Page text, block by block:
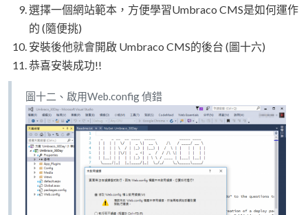
選擇一個網站範本，方便學習Umbraco CMS是如何運作
的 (隨便挑)
安裝後他就會開啟 Umbraco CMS的後台 (圖十六)
恭喜安裝成功!!
圖十二、啟用Web.config 偵錯